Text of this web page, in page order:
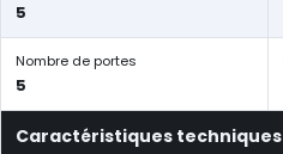
5
Nombre de portes
5
Caractéristiques techniques